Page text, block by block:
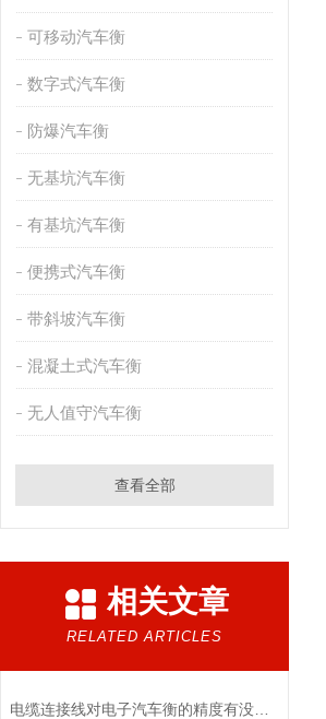
可移动汽车衡
数字式汽车衡
防爆汽车衡
无基坑汽车衡
有基坑汽车衡
便携式汽车衡
带斜坡汽车衡
混凝土式汽车衡
无人值守汽车衡
查看全部
相关文章
RELATED ARTICLES
电缆连接线对电子汽车衡的精度有没有影响呢